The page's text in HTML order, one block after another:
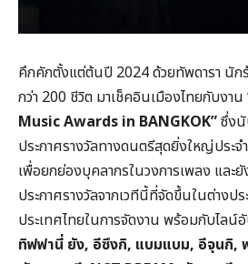
คึกคักตั้งแต่ต้นปี 2024 ด้วยทัพดารา นัก
กว่า 200 ชีวิต มาเช็คอินเมืองไทยกับงาน
Music Awards in BANGKOK”ซึ่งนั
ประกาศรางวัลทางดนตรีสุดยิ่งใหญ่ประจ
เพื่อยกย่องบุคลากรในวงการเพลง และ
ประกาศรางวัลจากเวทีนี้ที่จัดขึ้นในต่างปร
ประเทศไทยในการจัดงาน พร้อมกับไล
ทิฟฟานี่ ยัง, อีซึงกิ, แบมแบม, อีจุนกิ,